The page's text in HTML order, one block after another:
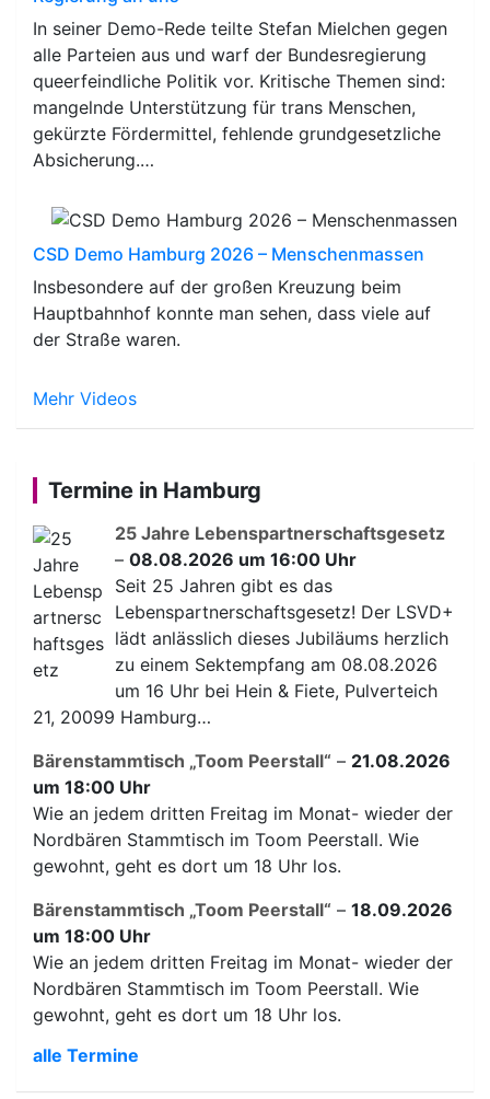
In seiner Demo-Rede teilte Stefan Mielchen gegen
alle Parteien aus und warf der Bundesregierung
queerfeindliche Politik vor. Kritische Themen sind:
mangelnde Unterstützung für trans Menschen,
gekürzte Fördermittel, fehlende grundgesetzliche
Absicherung.…
CSD Demo Hamburg 2026 – Menschenmassen
Insbesondere auf der großen Kreuzung beim
Hauptbahnhof konnte man sehen, dass viele auf
der Straße waren.
Mehr Videos
Termine in Hamburg
25 Jahre Lebenspartnerschaftsgesetz
– 08.08.2026 um 16:00 Uhr
Seit 25 Jahren gibt es das
Lebenspartnerschaftsgesetz! Der LSVD+
lädt anlässlich dieses Jubiläums herzlich
zu einem Sektempfang am 08.08.2026
um 16 Uhr bei Hein & Fiete, Pulverteich
21, 20099 Hamburg…
Bärenstammtisch „Toom Peerstall“ – 21.08.2026
um 18:00 Uhr
Wie an jedem dritten Freitag im Monat- wieder der
Nordbären Stammtisch im Toom Peerstall. Wie
gewohnt, geht es dort um 18 Uhr los.
Bärenstammtisch „Toom Peerstall“ – 18.09.2026
um 18:00 Uhr
Wie an jedem dritten Freitag im Monat- wieder der
Nordbären Stammtisch im Toom Peerstall. Wie
gewohnt, geht es dort um 18 Uhr los.
alle Termine